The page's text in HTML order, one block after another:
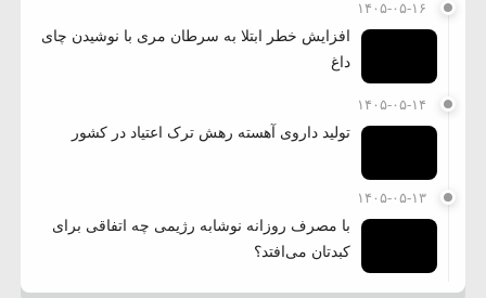
۱۴۰۵-۰۵-۱۶
افزایش خطر ابتلا به سرطان مری با نوشیدن چای
داغ
۱۴۰۵-۰۵-۱۴
تولید داروی آهسته رهش ترک اعتیاد در کشور
۱۴۰۵-۰۵-۱۳
با مصرف روزانه نوشابه رژیمی چه اتفاقی برای
کبدتان می‌افتد؟